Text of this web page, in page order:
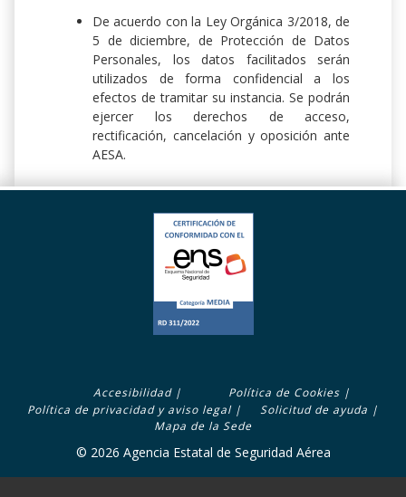
De acuerdo con la Ley Orgánica 3/2018, de
5 de diciembre, de Protección de Datos
Personales, los datos facilitados serán
utilizados de forma confidencial a los
efectos de tramitar su instancia. Se podrán
ejercer los derechos de acceso,
rectificación, cancelación y oposición ante
AESA.
menú
Accesibilidad | Política de Cookies |
Política de privacidad y aviso legal | Solicitud de ayuda |
Mapa de la Sede
© 2026 Agencia Estatal de Seguridad Aérea